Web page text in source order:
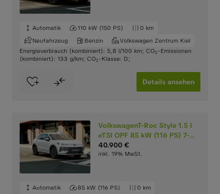
Automatik 110 kW (150 PS)
0 km
Neufahrzeug
Benzin
Volkswagen Zentrum Kiel
Energieverbrauch (kombiniert): 5,8 l/100 km; CO2-Emissionen
(kombiniert): 133 g/km; CO2-Klasse: D;
Details ansehen
VolkswagenT-Roc Style 1.5 l
eTSI OPF 85 kW (116 PS) 7-
Gang-
Doppelkupplungsgetriebe
40.900 €
inkl. 19% MwSt.
Automatik 85 kW (116 PS)
0 km